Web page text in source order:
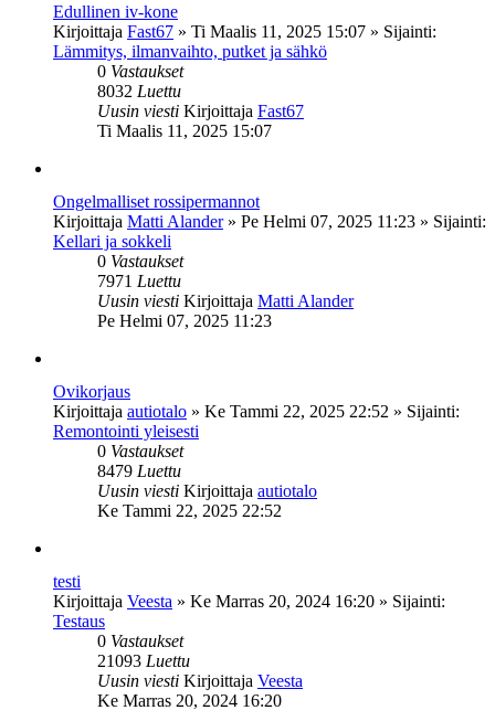
Edullinen iv-kone
Kirjoittaja Fast67 » Ti Maalis 11, 2025 15:07 » Sijainti:
Lämmitys, ilmanvaihto, putket ja sähkö
0 Vastaukset
8032 Luettu
Uusin viesti Kirjoittaja Fast67
Ti Maalis 11, 2025 15:07
Ongelmalliset rossipermannot
Kirjoittaja Matti Alander» Pe Helmi 07, 2025 11:23 » Sijainti:
Kellari ja sokkeli
0 Vastaukset
7971 Luettu
Uusin viesti Kirjoittaja Matti Alander
Pe Helmi 07, 2025 11:23
Ovikorjaus
Kirjoittaja autiotalo » Ke Tammi 22, 2025 22:52 » Sijainti:
Remontointi yleisesti
0 Vastaukset
8479 Luettu
Uusin viesti Kirjoittaja autiotalo
Ke Tammi 22, 2025 22:52
testi
Kirjoittaja Veesta » Ke Marras 20, 2024 16:20 » Sijainti:
Testaus
0 Vastaukset
21093 Luettu
Uusin viesti Kirjoittaja Veesta
Ke Marras 20, 2024 16:20